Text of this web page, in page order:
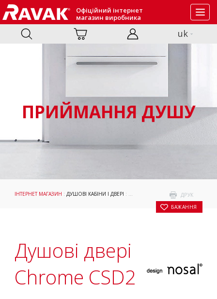
Офіційний інтернет
магазин виробника
uk
ПРИЙМАННЯ ДУШУ
ДРУК
БАЖАННЯ
ІНТЕРНЕТ МАГАЗИН : ДУШОВІ КАБІНИ І ДВЕРІ : ПРИЙМАННЯ ДУШУ : ДУШОВІ
Душові двері
Chrome CSD2